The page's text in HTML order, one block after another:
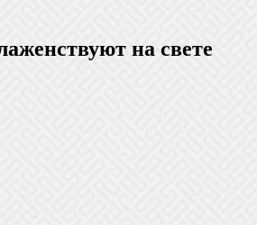
на свете